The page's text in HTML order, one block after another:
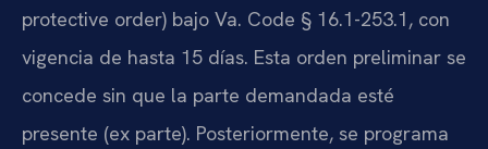
protective order) bajo Va. Code § 16.1-253.1, con
vigencia de hasta 15 días. Esta orden preliminar se
concede sin que la parte demandada esté
presente (ex parte). Posteriormente, se programa